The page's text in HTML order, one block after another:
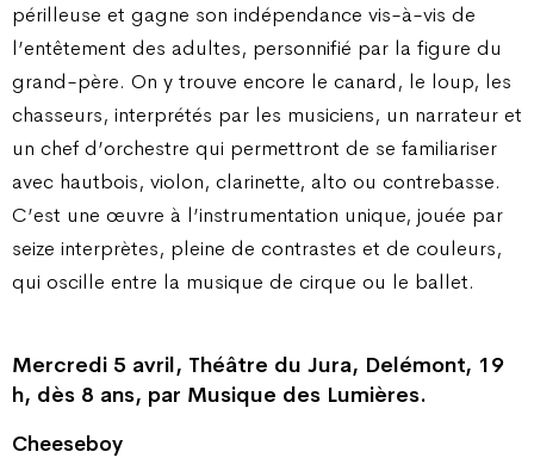
périlleuse et gagne son indépendance vis-à-vis de
l’entêtement des adultes, personnifié par la figure du
grand-père. On y trouve encore le canard, le loup, les
chasseurs, interprétés par les musiciens, un narrateur et
un chef d’orchestre qui permettront de se familiariser
avec hautbois, violon, clarinette, alto ou contrebasse.
C’est une œuvre à l’instrumentation unique, jouée par
seize interprètes, pleine de contrastes et de couleurs,
qui oscille entre la musique de cirque ou le ballet.
Mercredi 5 avril, Théâtre du Jura, Delémont, 19
h, dès 8 ans, par Musique des Lumières.
Cheeseboy